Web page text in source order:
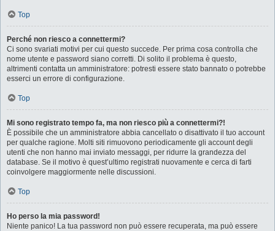
Top
Perché non riesco a connettermi?
Ci sono svariati motivi per cui questo succede. Per prima cosa controlla che
nome utente e password siano corretti. Di solito il problema è questo,
altrimenti contatta un amministratore: potresti essere stato bannato o potrebbe
esserci un errore di configurazione.
Top
Mi sono registrato tempo fa, ma non riesco più a connettermi?!
È possibile che un amministratore abbia cancellato o disattivato il tuo account
per qualche ragione. Molti siti rimuovono periodicamente gli account degli
utenti che non hanno mai inviato messaggi, per ridurre la grandezza del
database. Se il motivo è quest’ultimo registrati nuovamente e cerca di farti
coinvolgere maggiormente nelle discussioni.
Top
Ho perso la mia password!
Niente panico! La tua password non può essere recuperata, ma può essere